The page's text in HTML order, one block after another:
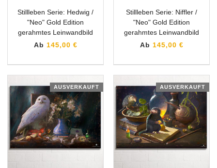
Stillleben Serie: Hedwig /
"Neo" Gold Edition
gerahmtes Leinwandbild
Ab 145,00 €
Stillleben Serie: Niffler /
"Neo" Gold Edition
gerahmtes Leinwandbild
Ab 145,00 €
AUSVERKAUFT AUSVERKAUFT